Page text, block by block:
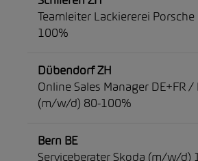
Teamleiter Lackiererei
100%
Dübendorf ZH
Online Sales Manager DE+FR /
(m/w/d) 80-100%
Bern BE
Serviceberater Skoda (m/w/d)